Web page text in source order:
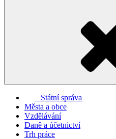
Státní správa
Města a obce
Vzdělávání
Daně a účetnictví
Trh práce